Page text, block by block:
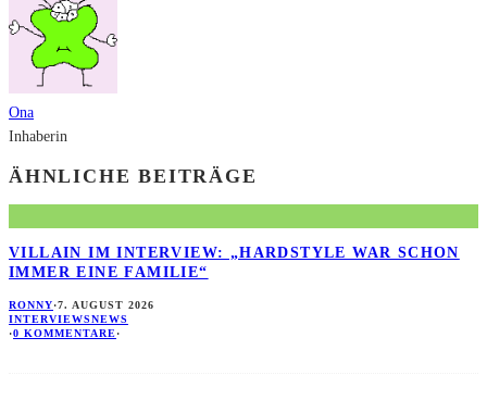
Ona
Inhaberin
ÄHNLICHE BEITRÄGE
VILLAIN IM INTERVIEW: „HARDSTYLE WAR SCHON
IMMER EINE FAMILIE“
RONNY·7. AUGUST 2026
INTERVIEWSNEWS
·0 KOMMENTARE·